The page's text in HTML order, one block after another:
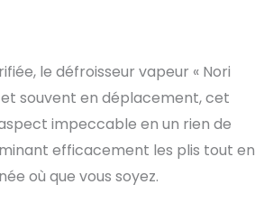
le défroisseur vapeur « Nori
souvent en déplacement, cet
impeccable en un rien de
efficacement les plis tout en
où que vous soyez.